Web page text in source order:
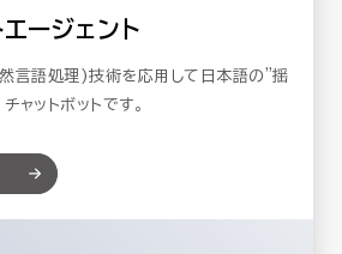
ージェント
言語処理)技術を応用して日本語の”揺
ャットボットです。